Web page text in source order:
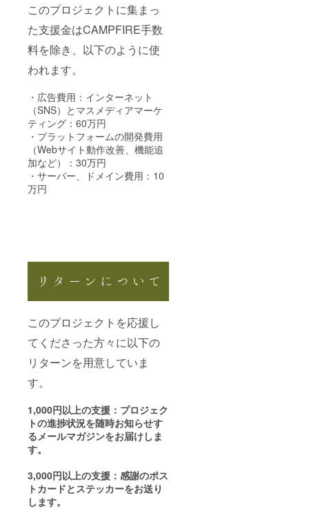
このプロジェクトに集まっ
た支援金はCAMPFIRE手数
料を除き、以下のように使
われます。
・広告費用：インターネット
（SNS）とマスメディアマーケ
ティング：60万円
・プラットフォームの開発費用
（Webサイト動作改善、機能追
加など）：30万円
・サーバー、ドメイン費用：10
万円
このプロジェクトを応援し
てくださった方々に以下の
リターンを用意していま
す。
1,000円以上の支援：プロジェク
トの進捗状況を随時お知らせす
るメールマガジンをお届けしま
す。
3,000円以上の支援：感謝のポス
トカードとステッカーをお送り
します。